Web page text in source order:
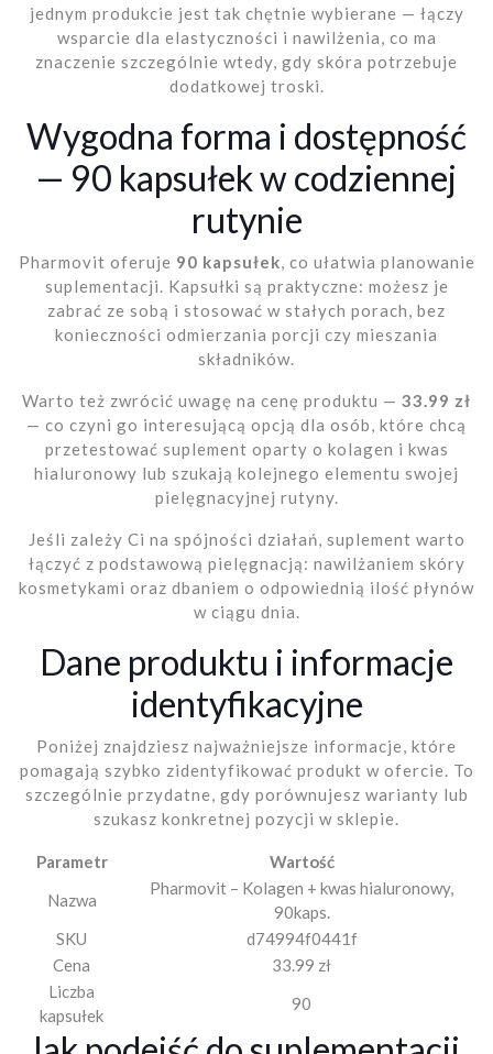
jednym produkcie jest tak chętnie wybierane — łączy
wsparcie dla elastyczności i nawilżenia, co ma
znaczenie szczególnie wtedy, gdy skóra potrzebuje
dodatkowej troski.
Wygodna forma i dostępność
— 90 kapsułek w codziennej
rutynie
Pharmovit oferuje 90 kapsułek, co ułatwia planowanie
suplementacji. Kapsułki są praktyczne: możesz je
zabrać ze sobą i stosować w stałych porach, bez
konieczności odmierzania porcji czy mieszania
składników.
Warto też zwrócić uwagę na cenę produktu — 33.99 zł
— co czyni go interesującą opcją dla osób, które chcą
przetestować suplement oparty o kolagen i kwas
hialuronowy lub szukają kolejnego elementu swojej
pielęgnacyjnej rutyny.
Jeśli zależy Ci na spójności działań, suplement warto
łączyć z podstawową pielęgnacją: nawilżaniem skóry
kosmetykami oraz dbaniem o odpowiednią ilość płynów
w ciągu dnia.
Dane produktu i informacje
identyfikacyjne
Poniżej znajdziesz najważniejsze informacje, które
pomagają szybko zidentyfikować produkt w ofercie. To
szczególnie przydatne, gdy porównujesz warianty lub
szukasz konkretnej pozycji w sklepie.
Parametr
Wartość
Nazwa
Pharmovit – Kolagen + kwas hialuronowy,
90kaps.
SKU
d74994f0441f
Cena
33.99 zł
Liczba
kapsułek
90